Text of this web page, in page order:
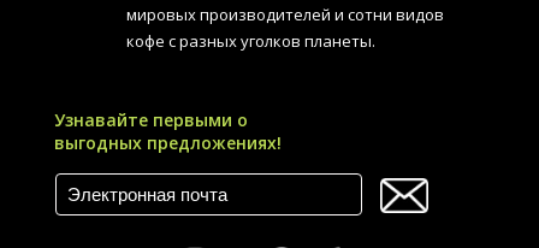
мировых производителей и сотни видов
кофе с разных уголков планеты.
Узнавайте первыми о
выгодных предложениях!